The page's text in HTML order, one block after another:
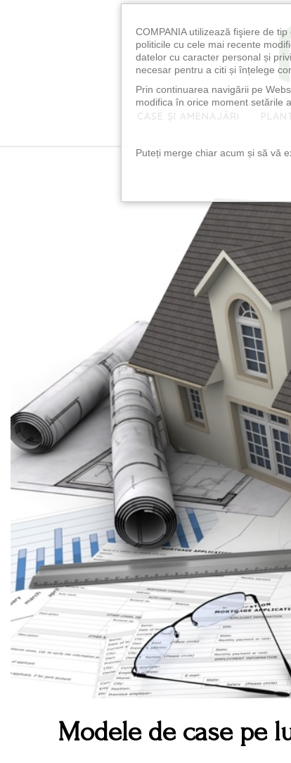
CASE ȘI AMENAJĂRI
Modele de case pe
COMPANIA utilizează fişiere de
politicile cu cele mai recente
datelor cu caracter personal și
necesar pentru a citi și înțelege
Prin continuarea navigării pe
modifica în orice moment setările
Puteți merge chiar acum și să vă